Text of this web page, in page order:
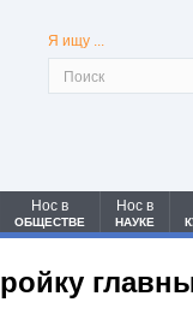
Я ищу ...
Нос в
ОБЩЕСТВЕ
Нос в
НАУКЕ